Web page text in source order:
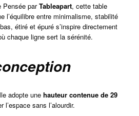
Pensée parTableapart, cette table
l’équilibre entre minimalisme, stabilité
étiré et épuré s’inspire directement
chaque ligne sert la sérénité.
adopte une hauteur contenue de 29
l’espace sans l’alourdir.